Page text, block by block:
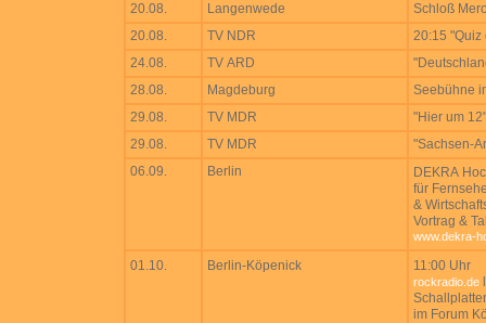
20.08.
Langenwede
Schloß
20.08.
TV NDR
20:15 "Quiz
24.08.
TV ARD
28.08.
Magdeburg
Seebühne
29.08.
TV MDR
"Hier um 12"
29.08.
TV MDR
"Sachsen-
06.09.
Berlin
DEKRA
für
&
Vortrag &
www.dekra-
01.10. Berlin-Köpenick 11:00 Uhr
rockradio.de
im Forum